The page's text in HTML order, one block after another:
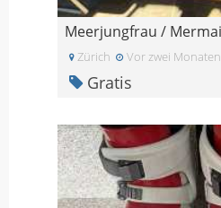
Zürich Vor zwei Monaten
Gratis